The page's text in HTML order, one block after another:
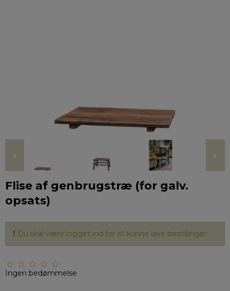
Flise af genbrugstræ (for galv.
opsats)
Du skal være logget ind for at kunne lave bestillinger
Ingen bedømmelse